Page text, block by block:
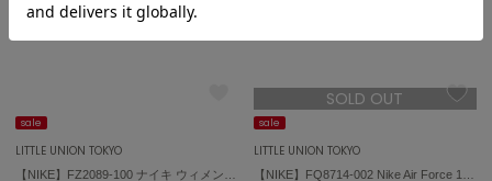
sale
LITTLE UNION TOKYO
SOLD OUT
sale
LITTLE UNION TOKYO